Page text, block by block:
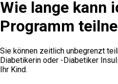
Wie lange kann
Programm
Sie können zeitlich unbegrenzt
Diabetikerin oder -Diabetiker
Ihr Kind.